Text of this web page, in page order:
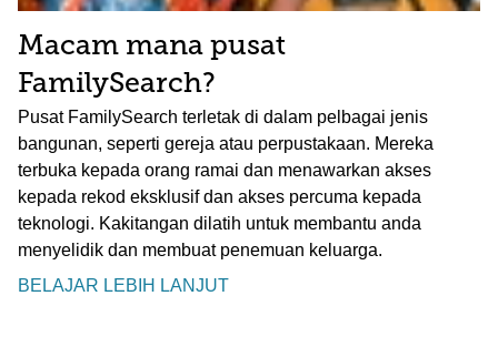
Macam mana pusat
FamilySearch?
Pusat FamilySearch terletak di dalam pelbagai jenis
bangunan, seperti gereja atau perpustakaan. Mereka
terbuka kepada orang ramai dan menawarkan akses
kepada rekod eksklusif dan akses percuma kepada
teknologi. Kakitangan dilatih untuk membantu anda
menyelidik dan membuat penemuan keluarga.
BELAJAR LEBIH LANJUT